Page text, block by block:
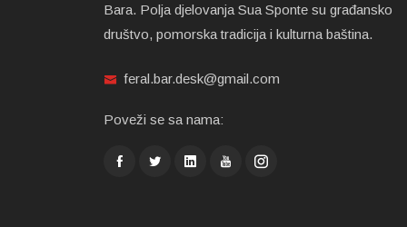
Bara. Polja djelovanja Sua Sponte su građansko
društvo, pomorska tradicija i kulturna baština.
feral.bar.desk@gmail.com
Poveži se sa nama: